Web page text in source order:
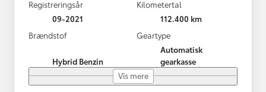
Registreringsår
09-2021
Kilometertal
112.400 km
Brændstof
Hybrid Benzin
Geartype
Automatisk
gearkasse
Vis mere